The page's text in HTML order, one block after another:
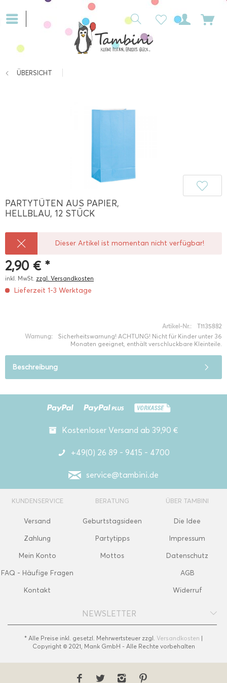
ÜBERSICHT
PARTYTÜTEN AUS PAPIER,
HELLBLAU, 12 STÜCK
Dieser Artikel ist momentan nicht verfügbar!
2,90 € *
inkl. MwSt. zzgl. Versandkosten
Lieferzeit 1-3 Werktage
Artikel-Nr.:
T1135882
Warnung:
Sicherheitswarnung! ACHTUNG! Nicht für Kinder unter 36
Monaten geeignet, enthält verschluckbare Kleinteile.
Beschreibung
Kostenloser Versand ab 39,90 €
+49(0) 26 89 - 9415 - 4700
service@tambini.de
KUNDENSERVICE
Versand
Zahlung
Mein Konto
FAQ - Häufige Fragen
Kontakt
BERATUNG
Geburtstagsideen
Partytipps
Mottos
ÜBER TAMBINI
Die Idee
Impressum
Datenschutz
AGB
Widerruf
NEWSLETTER
* Alle Preise inkl. gesetzl. Mehrwertsteuer zzgl. Versandkosten |
Copyright © 2021, Mank GmbH - Alle Rechte vorbehalten